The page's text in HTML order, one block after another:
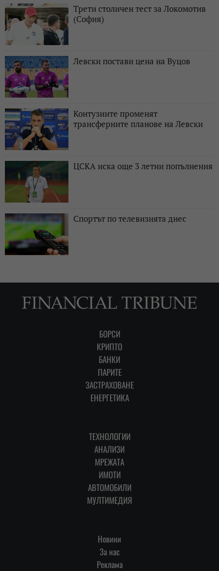
Трети столичен тест за Локомотив
(София)
Левски постави цена на Вуцов
Контузиите променят
трансферните планове на Левски
ЦСКА иска още 3 летни попълнения
Спортът по телевизията днес
БОРСИ
КРИПТО
БАНКИ
ПАРИТЕ
ЗАСТРАХОВАНЕ
ЕНЕРГЕТИКА
ТЕХНОЛОГИИ
АНАЛИЗИ
МРЕЖАТА
ИМОТИ
АВТОМОБИЛИ
МУЛТИМЕДИЯ
Новини
За нас
Реклама